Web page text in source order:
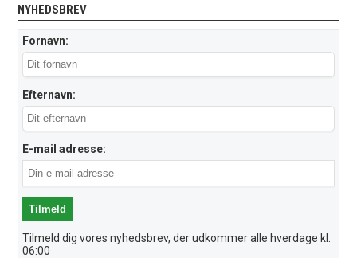
NYHEDSBREV
Fornavn:
Efternavn:
E-mail adresse:
Tilmeld dig vores nyhedsbrev, der udkommer alle hverdage kl.
06:00